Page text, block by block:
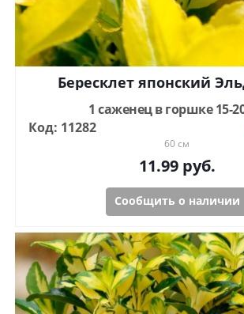
Бересклет японский
1 саженец в горшке 15-
Код: 11282
60 см
11.99руб.
Сообщить о наличии